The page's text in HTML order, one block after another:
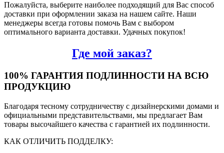
Пожалуйста, выберите наиболее подходящий для Вас способ
доставки при оформлении заказа на нашем сайте. Наши
менеджеры всегда готовы помочь Вам с выбором
оптимального варианта доставки. Удачных покупок!
Где мой заказ?
100% ГАРАНТИЯ ПОДЛИННОСТИ НА ВСЮ
ПРОДУКЦИЮ
Благодаря тесному сотрудничеству с дизайнерскими домами и
официальными представительствами, мы предлагает Вам
товары высочайшего качества с гарантией их подлинности.
КАК ОТЛИЧИТЬ ПОДДЕЛКУ: